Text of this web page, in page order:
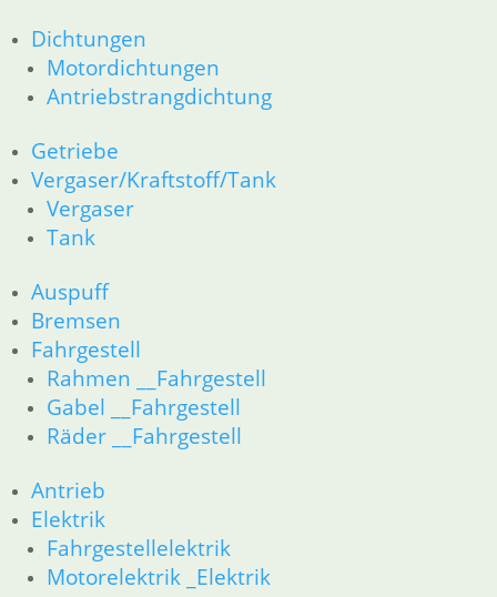
Dichtungen
Motordichtungen
Antriebstrangdichtung
Getriebe
Vergaser/Kraftstoff/Tank
Vergaser
Tank
Auspuff
Bremsen
Fahrgestell
Rahmen __Fahrgestell
Gabel __Fahrgestell
Räder __Fahrgestell
Antrieb
Elektrik
Fahrgestellelektrik
Motorelektrik _Elektrik